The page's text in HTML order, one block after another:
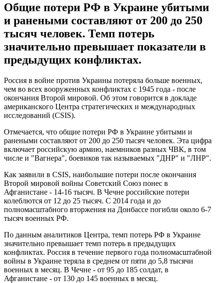
Общие потери РФ в Украине убитыми
и ранеными составляют от 200 до 250
тысяч человек. Темп потерь
значительно превышает показатели в
предыдущих конфликтах.
Россия в войне против Украины потеряла больше военных,
чем во всех вооруженных конфликтах с 1945 года - после
окончания Второй мировой. Об этом говорится в докладе
американского Центра стратегических и международных
исследований (CSIS).
Отмечается, что общие потери РФ в Украине убитыми и
ранеными составляют от 200 до 250 тысяч человек. Эта цифра
включает российскую армию, наемников разных ЧВК, в том
числе и "Вагнера", боевиков так называемых "ДНР" и "ЛНР".
Как заявили в CSIS, наибольшие потери после окончания
Второй мировой войны Советский Союз понес в
Афганистане - 14-16 тысяч. В Чечне российские потери
колеблются от 12 до 25 тысяч. С 2014 года и до
полномасштабного вторжения на Донбассе погибли около 6-7
тысяч военных РФ.
По данным аналитиков Центра, темп потерь РФ в Украине
значительно превышает темп потерь в предыдущих
конфликтах. Россия в течение первого года полномасштабной
войны в Украине теряла в среднем от пяти до 5,8 тысячи
военных в месяц. В Чечне - от 95 до 185 солдат, в
Афганистане - от 130 до 145 военных в месяц.